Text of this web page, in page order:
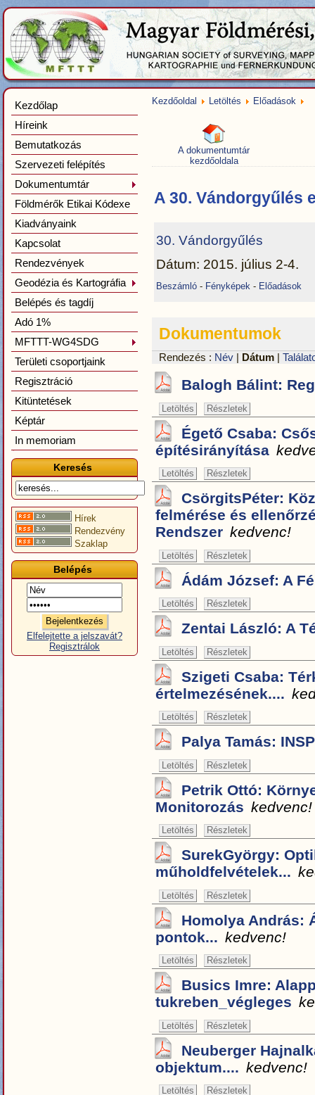
Kezdőlap
Híreink
Bemutatkozás
Szervezeti felépítés
Dokumentumtár
Földmérők Etikai Kódexe
Kiadványaink
Kapcsolat
Rendezvények
Geodézia és Kartográfia
Belépés és tagdíj
Adó 1%
MFTTT-WG4SDG
Területi csoportjaink
Regisztráció
Kitüntetések
Képtár
In memoriam
Keresés
Hírek
Rendezvény
Szaklap
Belépés
Elfelejtette a jelszavát?
Regisztrálok
Kezdőoldal Letöltés Előadások
A dokumentumtár
kezdőoldala
A 30. Vándorgyűlés
30. Vándorgyűlés
Dátum: 2015. július 2-4.
Beszámló - Fényképek - Előadások
Dokumentumok
Rendezés : Név Dátum
Balogh Bálint:
Letöltés Részletek
Égető Csaba:
építésirányítása
Letöltés Részletek
CsörgitsPéter:
felmérése és
Rendszer kedvenc!
Letöltés Részletek
Ádám József: A
Letöltés Részletek
Zentai László: A
Letöltés Részletek
Szigeti Csaba:
értelmezésének....
Letöltés Részletek
Palya Tamás:
Letöltés Részletek
Petrik Ottó:
Monitorozás kedvenc!
Letöltés Részletek
SurekGyörgy:
műholdfelvételek...
Letöltés Részletek
Homolya András:
pontok... kedvenc!
Letöltés Részletek
Busics Imre:
tukreben_végleges
Letöltés Részletek
Neuberger
objektum.... kedvenc!
Letöltés Részletek